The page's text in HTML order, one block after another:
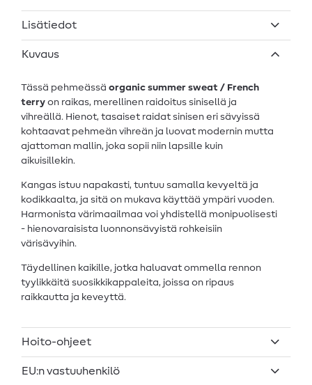
Lisätiedot
Kuvaus
Tässä pehmeässä organic summer sweat / French
terry on raikas, merellinen raidoitus sinisellä ja
vihreällä. Hienot, tasaiset raidat sinisen eri sävyissä
kohtaavat pehmeän vihreän ja luovat modernin mutta
ajattoman mallin, joka sopii niin lapsille kuin
aikuisillekin.
Kangas istuu napakasti, tuntuu samalla kevyeltä ja
kodikkaalta, ja sitä on mukava käyttää ympäri vuoden.
Harmonista värimaailmaa voi yhdistellä monipuolisesti
- hienovaraisista luonnonsävyistä rohkeisiin
värisävyihin.
Täydellinen kaikille, jotka haluavat ommella rennon
tyylikkäitä suosikkikappaleita, joissa on ripaus
raikkautta ja keveyttä.
Hoito-ohjeet
EU:n vastuuhenkilö